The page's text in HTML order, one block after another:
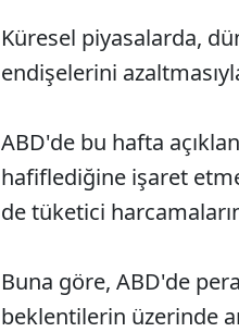
Küresel piyasalarda,
endişelerini
ABD'de bu hafta
hafiflediğine işaret
de tüketici
Buna göre, ABD'de
beklentilerin üzerinde